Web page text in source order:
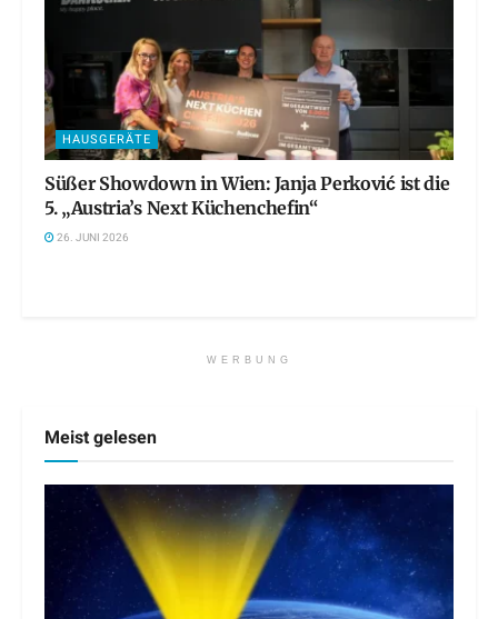
HAUSGERÄTE
Süßer Showdown in Wien: Janja Perković ist die
5. „Austria’s Next Küchenchefin“
26. JUNI 2026
WERBUNG
Meist gelesen